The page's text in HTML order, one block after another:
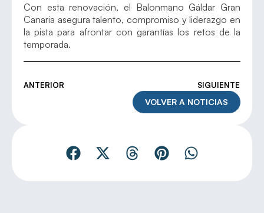
Con esta renovación, el Balonmano Gáldar Gran
Canaria asegura talento, compromiso y liderazgo en
la pista para afrontar con garantías los retos de la
temporada.
ANTERIOR SIGUIENTE
VOLVER A NOTICIAS